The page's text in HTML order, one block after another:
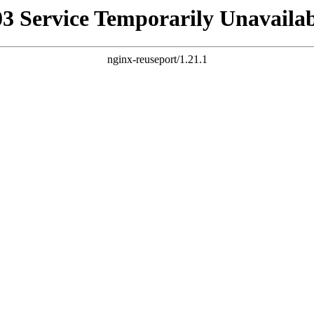
Service Temporarily
nginx-reuseport/1.21.1